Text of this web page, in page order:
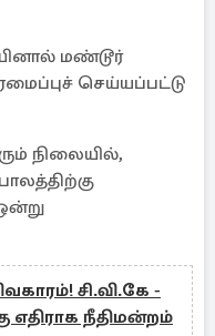
மண்டூர்
செய்யப்பட்டு
நிலையில்,
சி.வி.கே -
எதிராக நீதிமன்றம்